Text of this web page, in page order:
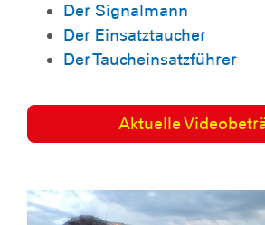
Der Signalmann
Der Einsatztaucher
Der Taucheinsatzführer
Aktuelle